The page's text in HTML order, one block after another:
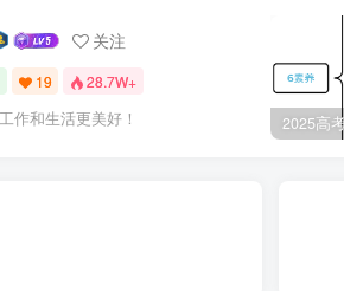
关注
19 28.7W+
作和生活更美好！